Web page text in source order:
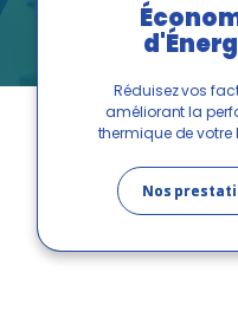
Réduisez vos
améliorant la
thermique de votre
Nos